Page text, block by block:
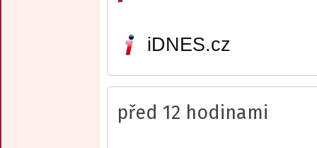
iDNES.cz
před 12 hodinami